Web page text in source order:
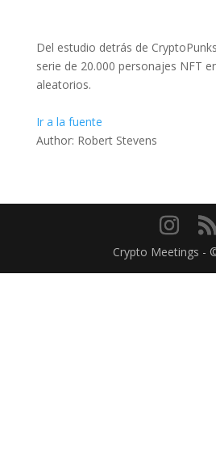
Del estudio detrás de
serie de 20.000 personajes NFT
aleatorios.
Ir a la fuente
Author: Robert Stevens
Crypto Meetings -